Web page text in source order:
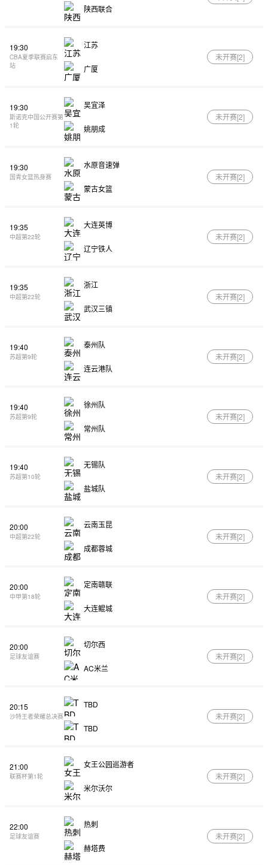
陕西联合
19:30
CBA夏季联赛启东
站
江苏
广厦
未开赛[2]
19:30
斯诺克中国公开赛第
1轮
吴宜泽
姚朋成
未开赛[2]
19:30
国青女篮热身赛
水原音速弹
蒙古女篮
未开赛[2]
19:35
中超第22轮
大连英博
辽宁铁人
未开赛[2]
19:35
中超第22轮
浙江
武汉三镇
未开赛[2]
19:40
苏超第9轮
泰州队
连云港队
未开赛[2]
19:40
苏超第9轮
徐州队
常州队
未开赛[2]
19:40
苏超第10轮
无锡队
盐城队
未开赛[2]
20:00
中超第22轮
云南玉昆
成都蓉城
未开赛[2]
20:00
中甲第18轮
定南赣联
大连鲲城
未开赛[2]
20:00
足球友谊赛
切尔西
AC米兰
未开赛[2]
20:15
沙特王者荣耀总决赛
TBD
TBD
未开赛[2]
21:00
联赛杯第1轮
女王公园巡游者
米尔沃尔
未开赛[2]
22:00
足球友谊赛
热刺
赫塔费
未开赛[2]